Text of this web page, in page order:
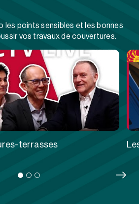
les points sensibles et les bonnes
vos travaux de couvertures.
terrasses